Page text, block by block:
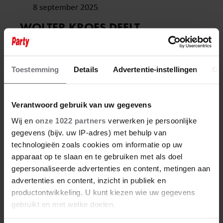
Toestemming Details Advertentie-instellingen
Verantwoord gebruik van uw gegevens
Wij en onze 1022 partners verwerken je persoonlijke
gegevens (bijv. uw IP-adres) met behulp van
technologieën zoals cookies om informatie op uw
apparaat op te slaan en te gebruiken met als doel
gepersonaliseerde advertenties en content, metingen aan
advertenties en content, inzicht in publiek en
productontwikkeling. U kunt kiezen wie uw gegevens
gebruikt en met welke doelen.
8 september 2025
WOLTER KROES DEELT
BIJZONDER MOMENT MET
HÉLÈNE HENDRIKS